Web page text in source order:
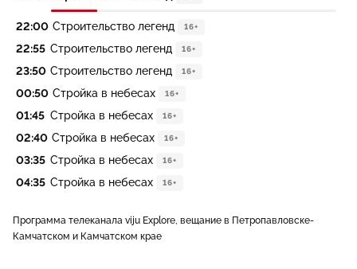
22:00 Строительство легенд 16+
22:55 Строительство легенд 16+
23:50 Строительство легенд 16+
00:50 Стройка в небесах 16+
01:45 Стройка в небесах 16+
02:40 Стройка в небесах 16+
03:35 Стройка в небесах 16+
04:35 Стройка в небесах 16+
Программа телеканала viju Explore, вещание в Петропавловске-
Камчатском и Камчатском крае